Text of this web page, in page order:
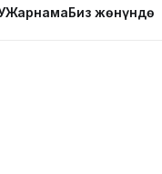
ЖарнамаБиз жөнүндө